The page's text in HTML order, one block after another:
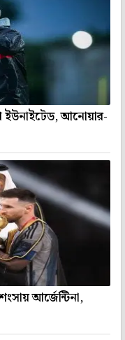
ইউনাইটেড, আনোয়ার-
আর্জেন্টিনা,